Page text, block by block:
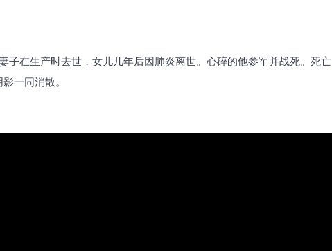
子在生产时去世，女儿几年后因肺炎离世。心碎的他参军并战死。死亡
一同消散。